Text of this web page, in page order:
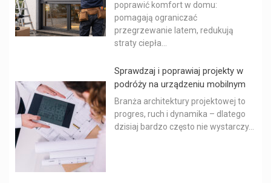
poprawić komfort w domu:
pomagają ograniczać
przegrzewanie latem, redukują
straty ciepła...
Sprawdzaj i poprawiaj projekty w
podróży na urządzeniu mobilnym
Branża architektury projektowej to
progres, ruch i dynamika – dlatego
dzisiaj bardzo często nie wystarczy...